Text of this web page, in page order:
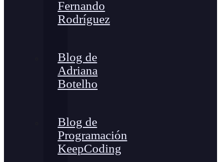
Fernando
Rodríguez
Blog de
Adriana
Botelho
Blog de
Programación
KeepCoding